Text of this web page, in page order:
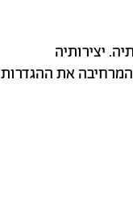
יצירותיה
את ההגדרות